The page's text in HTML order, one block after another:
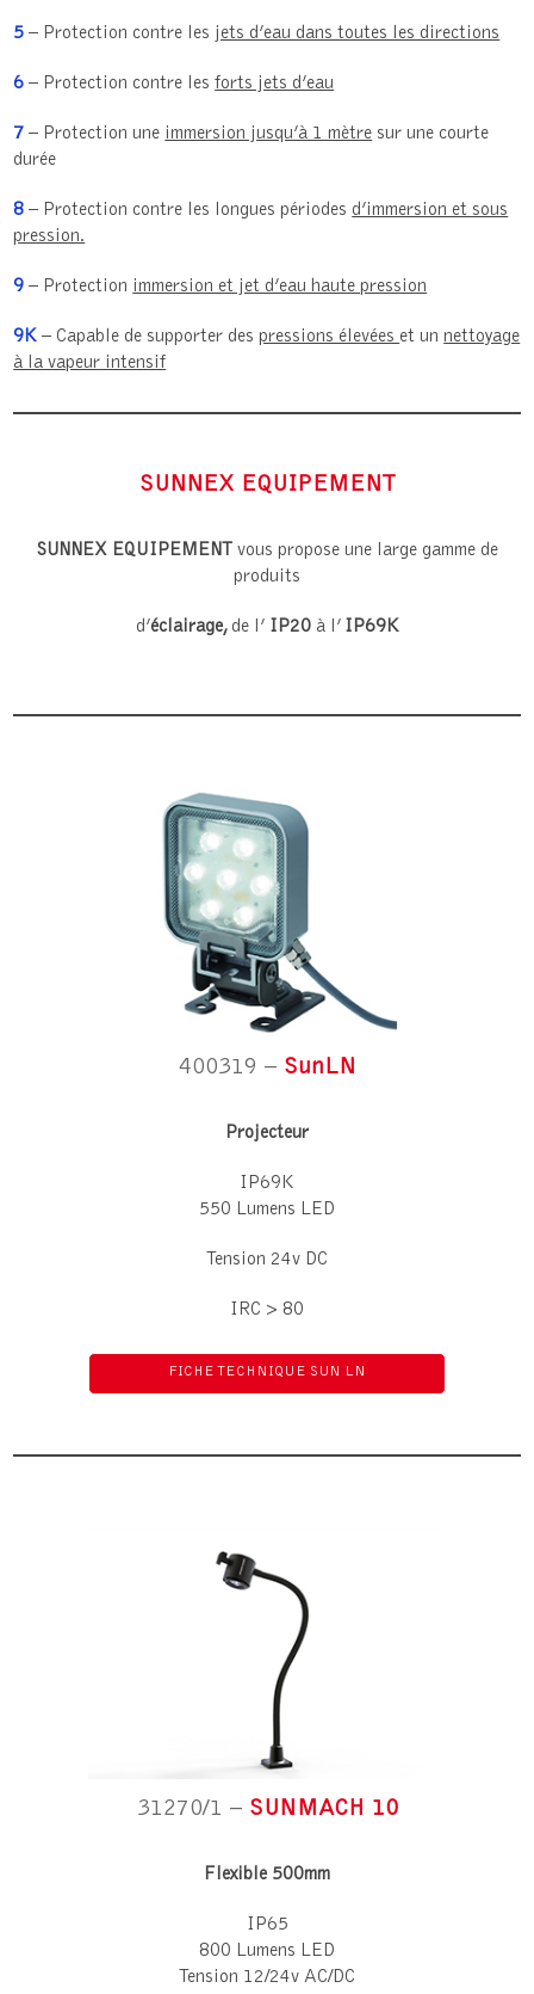
5 – Protection contre les jets d’eau dans toutes les directions
6– Protection contre lesforts jets d’eau
7– Protection une immersion jusqu’à 1 mètre sur une courte
durée
8 – Protection contre les longues périodes d’immersion et sous
pression.
9 – Protection immersion et jet d’eau haute pression
9K– Capable de supporter despressions élevées et unnettoyage
à la vapeur intensif
SUNNEX EQUIPEMENT
SUNNEX EQUIPEMENT vous propose une large gamme de
produits
d’éclairage, de l’IP20à l’ IP69K
400319 – SunLN
Projecteur
IP69K
550 Lumens LED
Tension 24v DC
IRC > 80
FICHE TECHNIQUE SUN LN
31270/1 – SUNMACH 10
Flexible 500mm
IP65
800 Lumens LED
Tension 12/24v AC/DC